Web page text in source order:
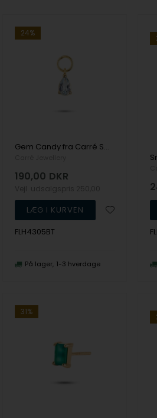
24%
Gem Candy fra Carré Smukt lille charm/vedhæng med dråbeformet aquablå topas. Kan bruges både til ørering og halskæde. Pris er pr. stk fra Carré
190,00 DKR
FLH4305BT
På lager 1-3 hverdage
31%